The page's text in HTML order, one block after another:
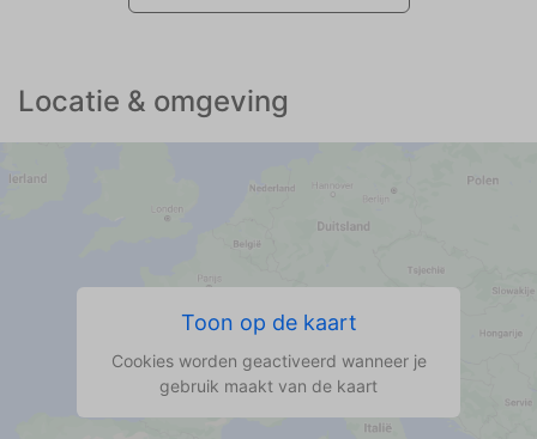
Locatie & omgeving
Toon op de kaart
Cookies worden geactiveerd wanneer je
gebruik maakt van de kaart